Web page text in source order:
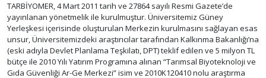
TARBİYOMER, 4 Mart 2011 tarih ve 27864 sayılı Resmi Gazete’de
yayınlanan yönetmelik ile kurulmuştur. Üniversitemiz Güney
Yerleşkesi içerisinde oluşturulan Merkezin kurulmasını sağlayan esas
unsur, Üniversitemizdeki araştırıcılar tarafından Kalkınma Bakanlığı’na
(eski adıyla Devlet Planlama Teşkilatı, DPT) teklif edilen ve 5 milyon TL
bütçe ile 2010 Yılı Yatırım Programına alınan “Tarımsal Biyoteknoloji ve
Gıda Güvenliği Ar-Ge Merkezi” isim ve 2010K120410 nolu araştırma